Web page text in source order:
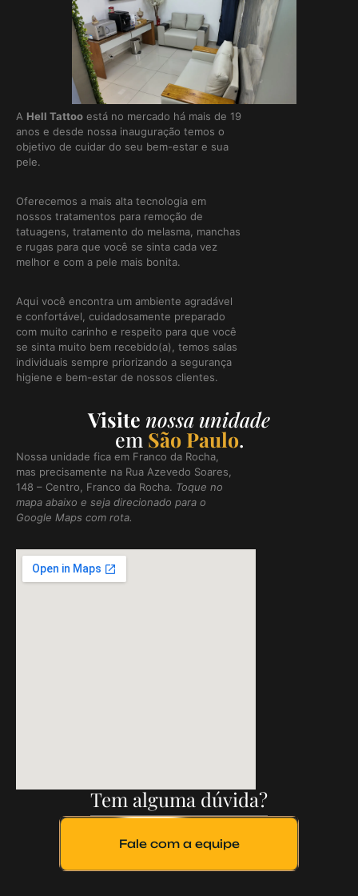
A Hell Tattoo está no mercado há mais de 19
anos e desde nossa inauguração temos o
objetivo de cuidar do seu bem-estar e sua
pele.
Oferecemos a mais alta tecnologia em
nossos tratamentos para remoção de
tatuagens, tratamento do melasma, manchas
e rugas para que você se sinta cada vez
melhor e com a pele mais bonita.
Aqui você encontra um ambiente agradável
e confortável, cuidadosamente preparado
com muito carinho e respeito para que você
se sinta muito bem recebido(a), temos salas
individuais sempre priorizando a segurança
higiene e bem-estar de nossos clientes.
Visite nossa unidade
em São Paulo.
Nossa unidade fica em Franco da Rocha,
mas precisamente na Rua Azevedo Soares,
148 – Centro, Franco da Rocha. Toque no
mapa abaixo e seja direcionado para o
Google Maps com rota.
Tem alguma dúvida?
Fale com a equipe